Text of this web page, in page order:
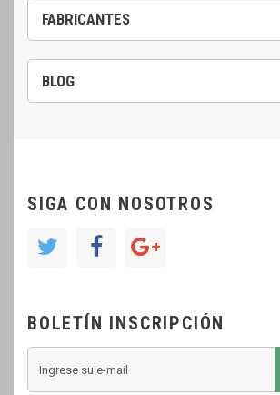
FABRICANTES
BLOG
SIGA CON NOSOTROS
BOLETÍN INSCRIPCIÓN